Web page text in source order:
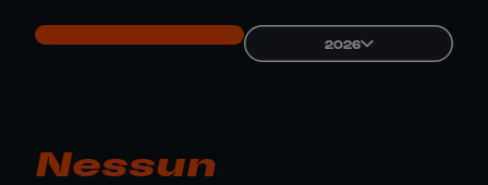
2026
Nessun